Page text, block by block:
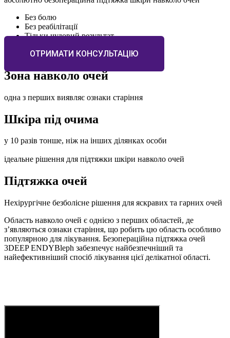
Без болю
Без реабілітації
Тільки чудовий результат
ОТРИМАТИ КОНСУЛЬТАЦІЮ
Зона навколо очей
одна з перших виявляє ознаки старіння
Шкіра під очима
у 10 разів тонше, ніж на інших ділянках особи
ідеальне рішення для підтяжки шкіри навколо очей
Підтяжка очей
Нехірургічне безболісне рішення для яскравих та гарних очей
Область навколо очей є однією з перших областей, де
з’являються ознаки старіння, що робить цю область особливо
популярною для лікування. Безопераційна підтяжка очей
3DEEP ENDYBleph забезпечує найбезпечніший та
найефективніший спосіб лікування цієї делікатної області.